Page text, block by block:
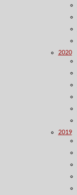
2020
2019